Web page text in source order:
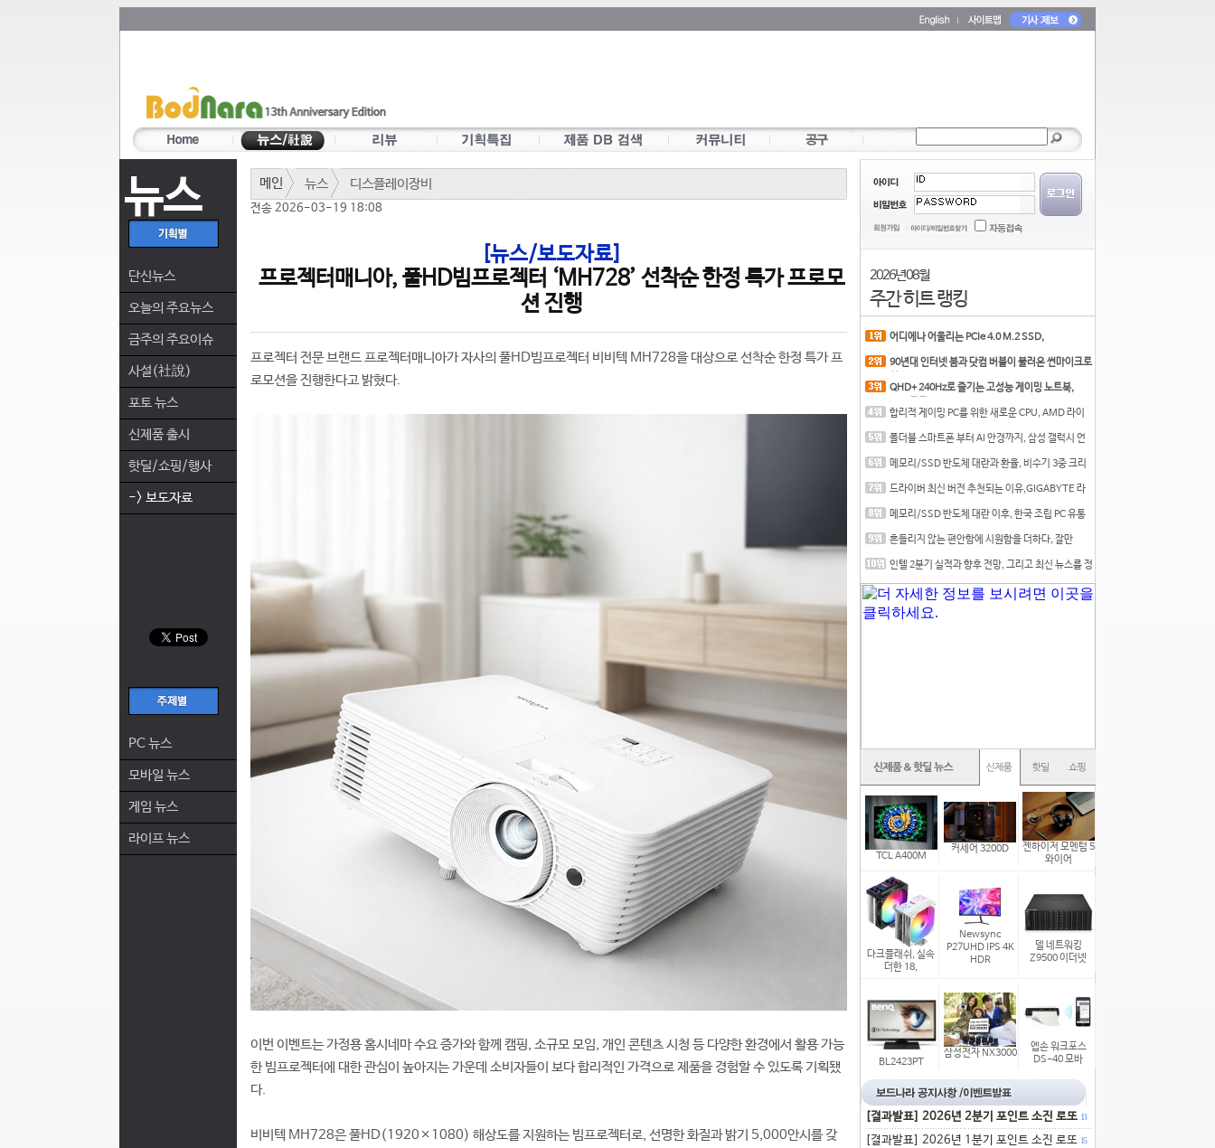
뉴스
단신뉴스
오늘의 주요뉴스
금주의 주요이슈
사설(社說)
포토 뉴스
신제품 출시
핫딜/쇼핑/행사
-> 보도자료
PC 뉴스
모바일 뉴스
게임 뉴스
라이프 뉴스
메인 뉴스 디스플레이장비
전송 2026-03-19 18:08
[뉴스/보도자료]
프로젝터매니아, 풀HD빔프로젝터 ‘MH728’ 선착순 한정 특가 프로모
션 진행
프로젝터 전문 브랜드 프로젝터매니아가 자사의 풀HD빔프로젝터 비비텍 MH728을 대상으로 선착순 한정 특가 프
로모션을 진행한다고 밝혔다.
이번 이벤트는 가정용 홈시네마 수요 증가와 함께 캠핑, 소규모 모임, 개인 콘텐츠 시청 등 다양한 환경에서 활용 가능
한 빔프로젝터에 대한 관심이 높아지는 가운데 소비자들이 보다 합리적인 가격으로 제품을 경험할 수 있도록 기획됐
다.
비비텍 MH728은 풀HD(1920×1080) 해상도를 지원하는 빔프로젝터로, 선명한 화질과 밝기 5,000안시를 갖
2026년 08월
주간 히트 랭킹
어디에나 어울리는 PCIe 4.0 M.2 SSD,
90년대 인터넷 붐과 닷컴 버블이 불러온 썬마이크로
QHD+ 240Hz로 즐기는 고성능 게이밍 노트북,
합리적 게이밍 PC를 위한 새로운 CPU, AMD 라이
폴더블 스마트폰 부터 AI 안경까지, 삼성 갤럭시 언
메모리/SSD 반도체 대란과 환율, 비수기 3중 크리
드라이버 최신 버전 추천되는 이유,GIGABYTE 라
메모리/SSD 반도체 대란 이후, 한국 조립 PC 유통
흔들리지 않는 편안함에 시원함을 더하다, 잘만
인텔 2분기 실적과 향후 전망, 그리고 최신 뉴스를 정
TCL A400M
커세어 3200D
젠하이저 모멘텀 5
와이어
다크플래쉬, 실속
더한 18,
Newsync
P27UHD IPS 4K
HDR
델 네트워킹
Z9500 이더넷
BL2423PT
삼성전자 NX3000
엡손 워크포스
DS-40 모바
[결과발표] 2026년 2분기 포인트 소진 로또 13
[결과발표] 2026년 1분기 포인트 소진 로또 15